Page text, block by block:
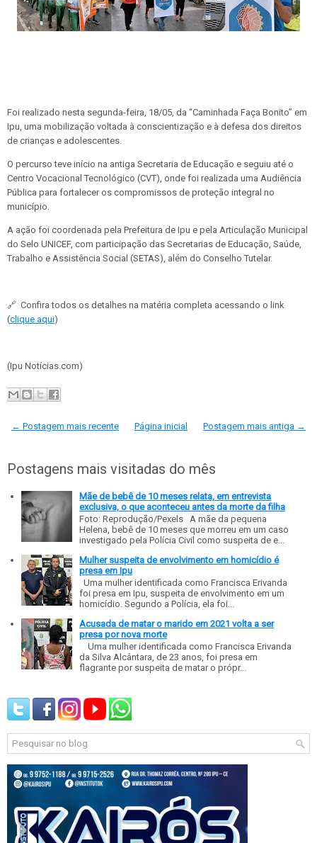
Foi realizado nesta segunda-feira, 18/05, da “Caminhada Faça Bonito” em
Ipu, uma mobilização voltada à conscientização e à defesa dos direitos
de crianças e adolescentes.
O percurso teve início na antiga Secretaria de Educação e seguiu até o
Centro Vocacional Tecnológico (CVT), onde foi realizada uma Audiência
Pública para fortalecer os compromissos de proteção integral no
município.
A ação foi coordenada pela Prefeitura de Ipu e pela Articulação Municipal
do Selo UNICEF, com participação das Secretarias de Educação, Saúde,
Trabalho e Assistência Social (SETAS), além do Conselho Tutelar.
🔗 Confira todos os detalhes na matéria completa acessando o link
(clique aqui)
(Ipu Notícias.com)
← Postagem mais recente Postagem mais antiga →
Página inicial
Postagens mais visitadas do mês
Mãe de bebê de 10 meses relata, em entrevista
exclusiva, o que aconteceu antes da morte da filha
Foto: Reprodução/Pexels A mãe da pequena
Helena, bebê de 10 meses que morreu em um caso
investigado pela Polícia Civil como suspeita de e...
Mulher suspeita de envolvimento em homicídio é
presa em Ipu
Uma mulher identificada como Francisca Erivanda
foi presa em Ipu, suspeita de envolvimento em um
homicídio. Segundo a Polícia, ela foi...
Acusada de matar o marido em 2021 volta a ser
presa por nova morte
Uma mulher identificada como Francisca Erivanda
da Silva Alcântara, de 23 anos, foi presa em
flagrante por suspeita de matar o própr...